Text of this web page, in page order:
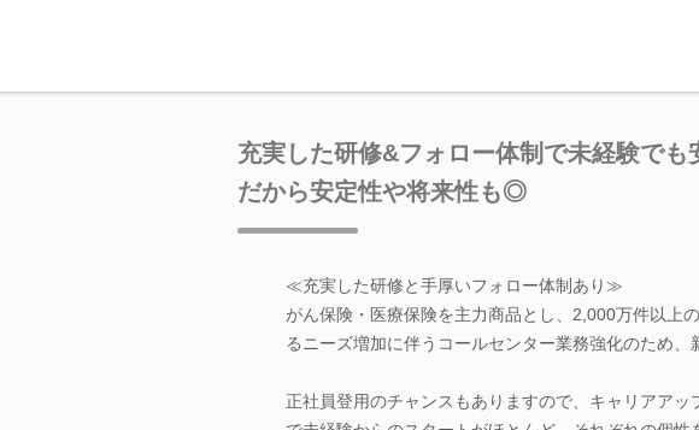
充実した研修&フォロー体制で未経験でも
だから安定性や将来性も◎
≪充実した研修と手厚いフォロー体制あり≫
がん保険・医療保険を主力商品とし、2,000万件以上
るニーズ増加に伴うコールセンター業務強化のため、
正社員登用のチャンスもありますので、キャリアア